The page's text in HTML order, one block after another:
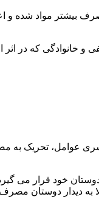
بیشتر مواد شده
و خانوادگی که در
عوامل، تحریک
خود قرار می
به دیدار دوستان